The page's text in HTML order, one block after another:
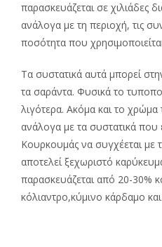
παρασκευάζεται σε χιλιάδες
ανάλογα με τη περιοχή, τις
ποσότητα που
Τα συστατικά αυτά μπορεί
τα σαράντα. Φυσικά το
λιγότερα. Ακόμα και το χρώμα
ανάλογα με τα συστατικά που
Κουρκουμάς να συγχέεται με
αποτελεί ξεχωριστό
παρασκευάζεται από 20-30%
κόλιαντρο,κύμινο κάρδαμο